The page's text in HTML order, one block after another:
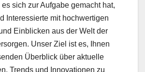
es sich zur Aufgabe gemacht hat,
Interessierte mit hochwertigen
Einblicken aus der Welt der
Unser Ziel ist es, Ihnen
Überblick über aktuelle
Trends und Innovationen zu